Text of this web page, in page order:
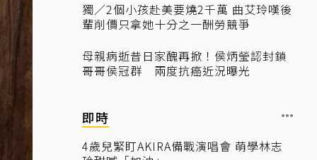
獨／2個小孩赴美要燒2千萬 曲艾玲嘆後
輩削價只拿她十分之一酬勞競爭
母親病逝昔日家醜再掀！侯炳瑩認封鎖
哥哥侯冠群 兩度抗癌近況曝光
即時
4歲兒緊盯AKIRA備戰演唱會 萌學林志